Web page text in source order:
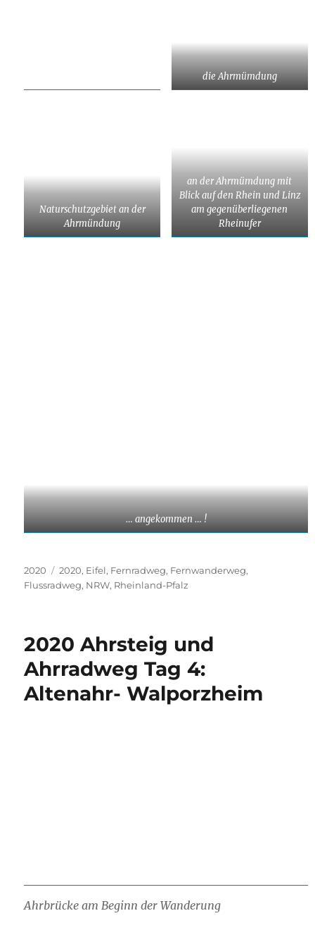
die Ahrmümdung
Naturschutzgebiet an der
Ahrmündung
an der Ahrmümdung mit
Blick auf den Rhein und Linz
am gegenüberliegenen
Rheinufer
… angekommen … !
Kategorien
2020 Schlagwörter
2020, Eifel, Fernradweg, Fernwanderweg,
Flussradweg, NRW, Rheinland-Pfalz
2020 Ahrsteig und
Ahrradweg Tag 4:
Altenahr- Walporzheim
Ahrbrücke am Beginn der Wanderung